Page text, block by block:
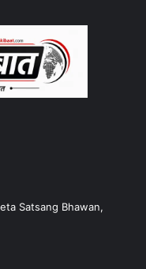
Satsang Bhawan,